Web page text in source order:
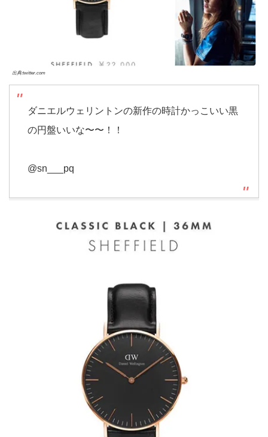
出典:twitter.com
ダニエルウェリントンの新作の時計かっこいい黒
の円盤いいな〜〜！！
@sn___pq